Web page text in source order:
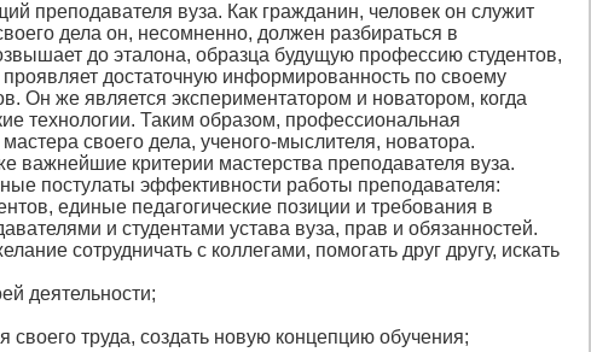
преподавателя вуза. Как гражданин, человек он служит
дела он, несомненно, должен разбираться в
до эталона, образца будущую профессию студентов,
проявляет достаточную информированность по своему
Он же является экспериментатором и новатором, когда
технологии. Таким образом, профессиональная
своего дела, ученого-мыслителя, новатора.
важнейшие критерии мастерства преподавателя вуза.
постулаты эффективности работы преподавателя:
единые педагогические позиции и требования в
и студентами устава вуза, прав и обязанностей.
сотрудничать с коллегами, помогать друг другу, искать
деятельности;
своего труда, создать новую концепцию обучения;